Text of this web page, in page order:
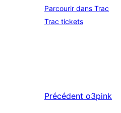
Parcourir dans Trac
Trac tickets
Précédent o3pink